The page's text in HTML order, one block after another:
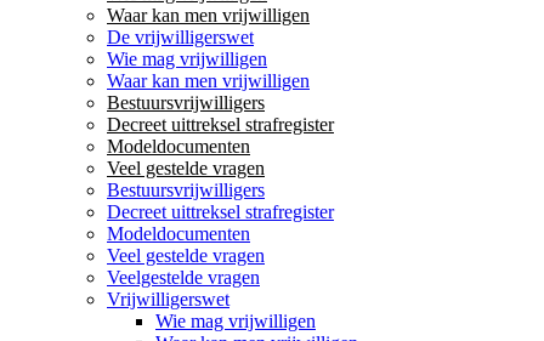
Waar kan men vrijwilligen
De vrijwilligerswet
Wie mag vrijwilligen
Waar kan men vrijwilligen
Bestuursvrijwilligers
Decreet uittreksel strafregister
Modeldocumenten
Veel gestelde vragen
Bestuursvrijwilligers
Decreet uittreksel strafregister
Modeldocumenten
Veel gestelde vragen
Veelgestelde vragen
Vrijwilligerswet
Wie mag vrijwilligen